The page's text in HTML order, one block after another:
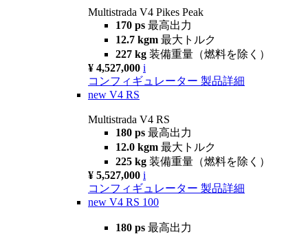
Multistrada V4 Pikes Peak
170 ps 最高出力
12.7 kgm 最大トルク
227 kg 装備重量（燃料を除く）
¥ 4,527,000 i
コンフィギュレーター 製品詳細
new V4 RS
Multistrada V4 RS
180 ps 最高出力
12.0 kgm 最大トルク
225 kg 装備重量（燃料を除く）
¥ 5,527,000 i
コンフィギュレーター 製品詳細
new V4 RS 100
180 ps 最高出力